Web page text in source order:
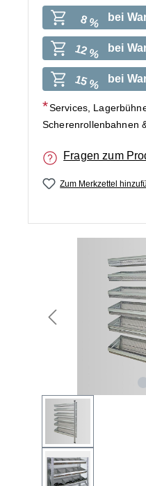
8 % bei
12 % bei
15 % bei
Services,
Scherenrollenbahnen
Fragen zum
Zum Merkzettel